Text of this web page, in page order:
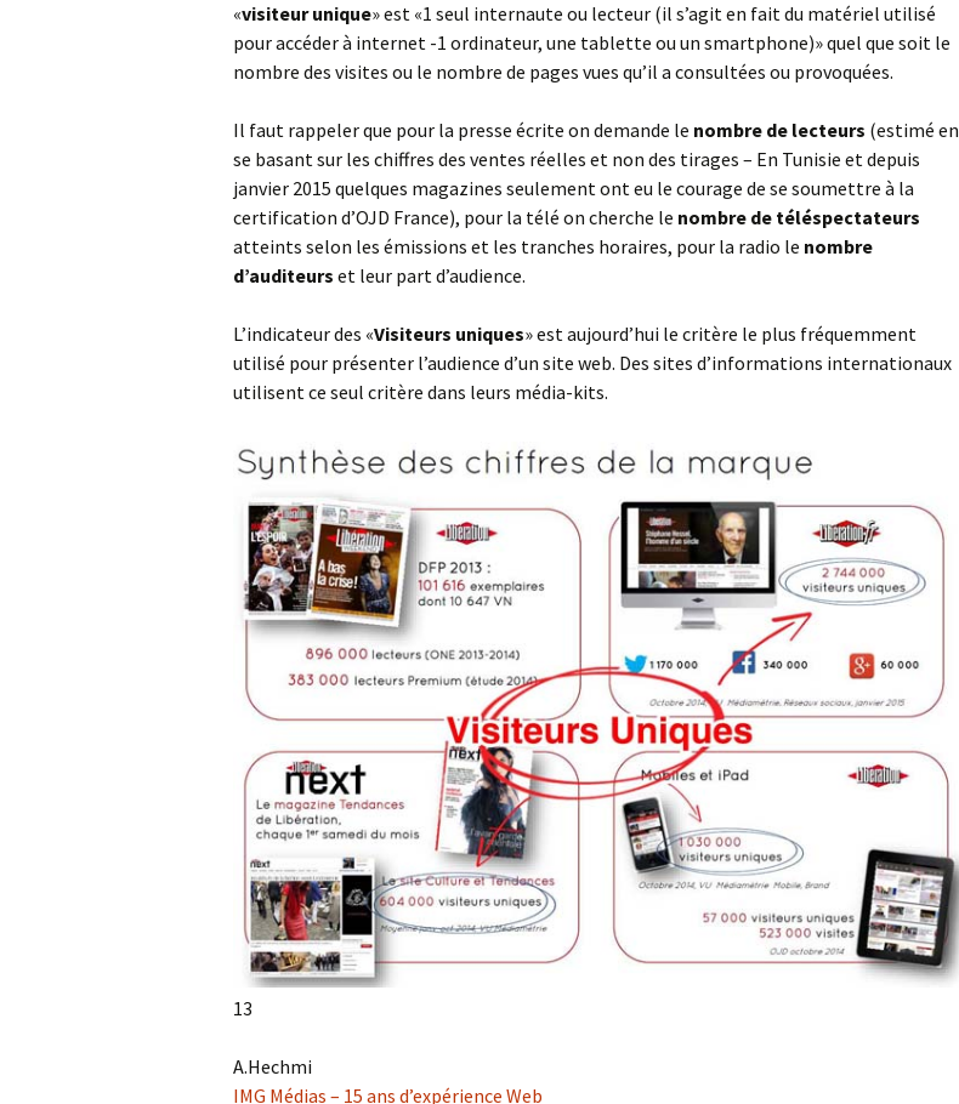
«visiteur unique» est «1 seul internaute ou lecteur (il s’agit en fait du matériel utilisé
pour accéder à internet -1 ordinateur, une tablette ou un smartphone)» quel que soit le
nombre des visites ou le nombre de pages vues qu’il a consultées ou provoquées.
Il faut rappeler que pour la presse écrite on demande le nombre de lecteurs (estimé en
se basant sur les chiffres des ventes réelles et non des tirages – En Tunisie et depuis
janvier 2015 quelques magazines seulement ont eu le courage de se soumettre à la
certification d’OJD France), pour la télé on cherche le nombre de téléspectateurs
atteints selon les émissions et les tranches horaires, pour la radio le nombre
d’auditeurs et leur part d’audience.
L’indicateur des «Visiteurs uniques» est aujourd’hui le critère le plus fréquemment
utilisé pour présenter l’audience d’un site web. Des sites d’informations internationaux
utilisent ce seul critère dans leurs média-kits.
13
A.Hechmi
IMG Médias – 15 ans d’expérience Web